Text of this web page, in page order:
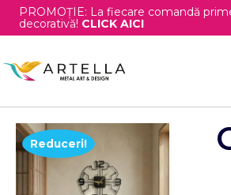
PROMOȚIE: La fiecare comandă
decorativă! CLICK AICI
Reduceri!